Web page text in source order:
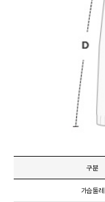
구분
가슴둘레